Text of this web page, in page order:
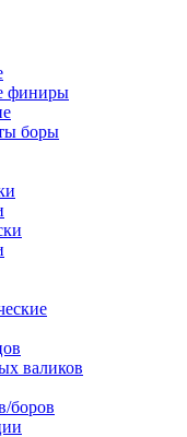
финиры
боры
валиков
боров